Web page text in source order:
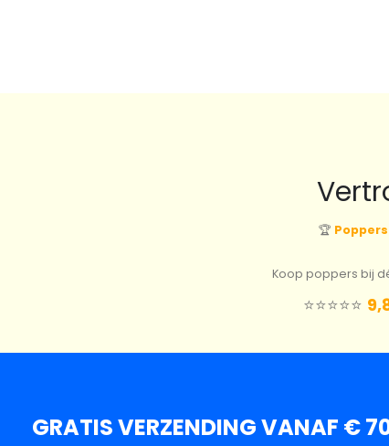
🏆
Koop poppers bij
⭐️⭐️⭐️⭐️⭐️
GRATIS VERZENDING VANAF €